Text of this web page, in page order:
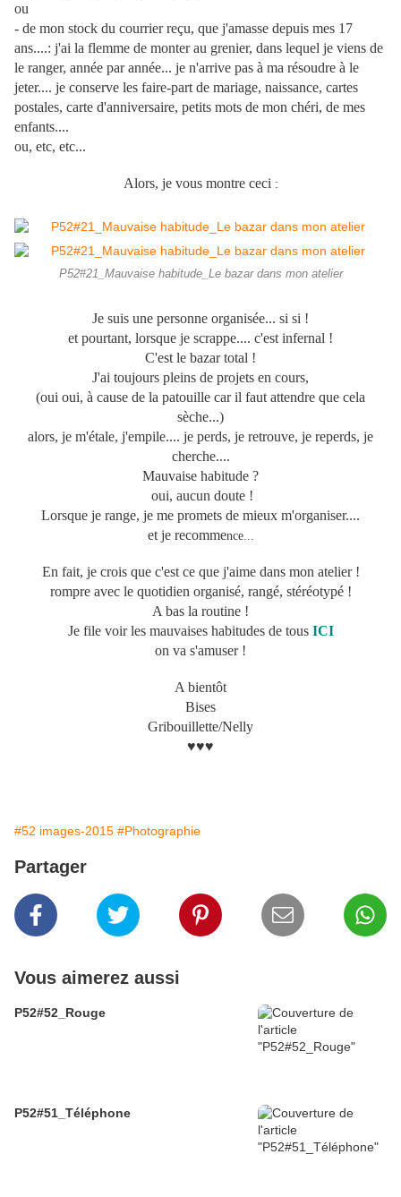
ou
- de mon stock du courrier reçu, que j'amasse depuis mes 17
ans....: j'ai la flemme de monter au grenier, dans lequel je viens de
le ranger, année par année... je n'arrive pas à ma résoudre à le
jeter.... je conserve les faire-part de mariage, naissance, cartes
postales, carte d'anniversaire, petits mots de mon chéri, de mes
enfants....
ou, etc, etc...
Alors, je vous montre ceci :
P52#21_Mauvaise habitude_Le bazar dans mon atelier
Je suis une personne organisée... si si !
et pourtant, lorsque je scrappe.... c'est infernal !
C'est le bazar total !
J'ai toujours pleins de projets en cours,
(oui oui, à cause de la patouille car il faut attendre que cela
sèche...)
alors, je m'étale, j'empile.... je perds, je retrouve, je reperds, je
cherche....
Mauvaise habitude ?
oui, aucun doute !
Lorsque je range, je me promets de mieux m'organiser....
et je recommence...
En fait, je crois que c'est ce que j'aime dans mon atelier !
rompre avec le quotidien organisé, rangé, stéréotypé !
A bas la routine !
Je file voir les mauvaises habitudes de tous ICI
on va s'amuser !
A bientôt
Bises
Gribouillette/Nelly
♥♥♥
#52 images-2015 #Photographie
Partager
Vous aimerez aussi
P52#52_Rouge
P52#51_Téléphone